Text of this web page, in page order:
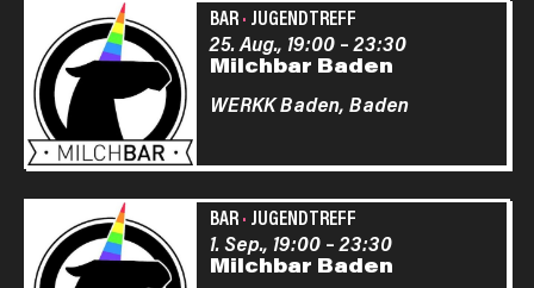
BAR· JUGENDTREFF
Milchbar Baden
25. Aug., 19:00–23:30
WERKK Baden, Baden
BAR· JUGENDTREFF
Milchbar Baden
1. Sep., 19:00–23:30